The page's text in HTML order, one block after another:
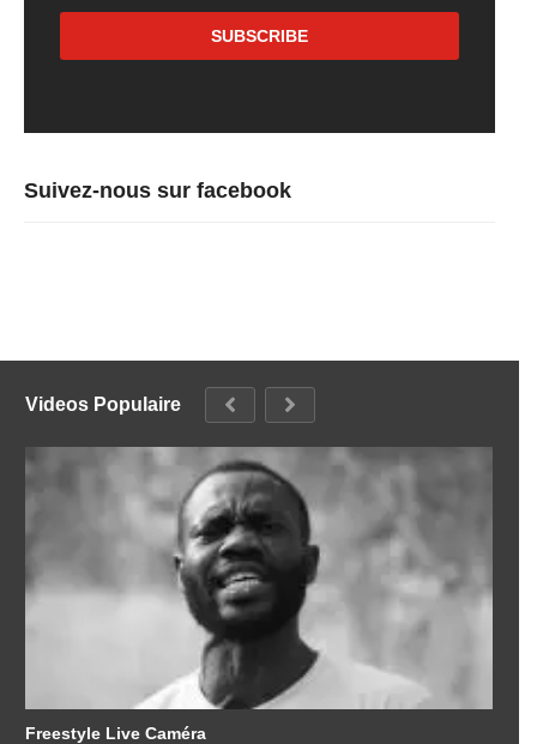
Suivez-nous sur facebook
Videos Populaire
Freestyle Live Caméra